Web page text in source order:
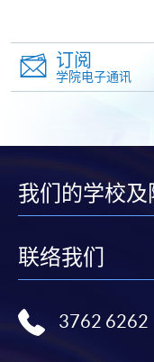
以支票退款；以
除本学院网页所
外收费，详情请
学费及学额不得
其他课程，惟学
学院对邮递失误
人资料，概不负
上足够邮资的回
每张收据申请费
订阅
学院电子通讯
我们的学校及
联络我们
3762 6262